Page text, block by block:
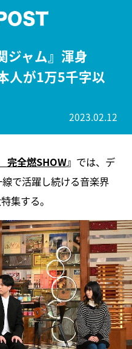
ジャム』渾身
人が1万5千字以
2023.02.12
完全燃SHOW』 では、デ
で活躍し続ける音楽界
集する。